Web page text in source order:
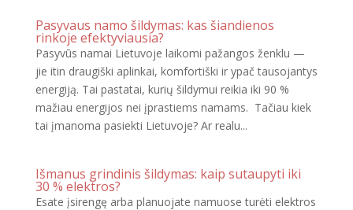
Pasyvaus namo šildymas: kas šiandienos
rinkoje efektyviausia?
Pasyvūs namai Lietuvoje laikomi pažangos ženklu —
jie itin draugiški aplinkai, komfortiški ir ypač tausojantys
energiją. Tai pastatai, kurių šildymui reikia iki 90 %
mažiau energijos nei įprastiems namams. Tačiau kiek
tai įmanoma pasiekti Lietuvoje? Ar realu...
Išmanus grindinis šildymas: kaip sutaupyti iki
30 % elektros?
Esate įsirengę arba planuojate namuose turėti elektros